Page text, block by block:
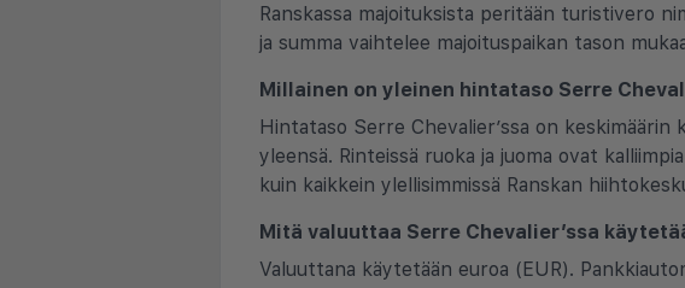
Ranskassa majoituksista peritään turistivero
ja summa vaihtelee majoituspaikan tason
Millainen on yleinen hintataso Serre
Hintataso Serre Chevalier’ssa on
yleensä. Rinteissä ruoka ja juoma ovat
kuin kaikkein ylellisimmissä Ranskan
Mitä valuuttaa Serre Chevalier’ssa
Valuuttana käytetään euroa (EUR).